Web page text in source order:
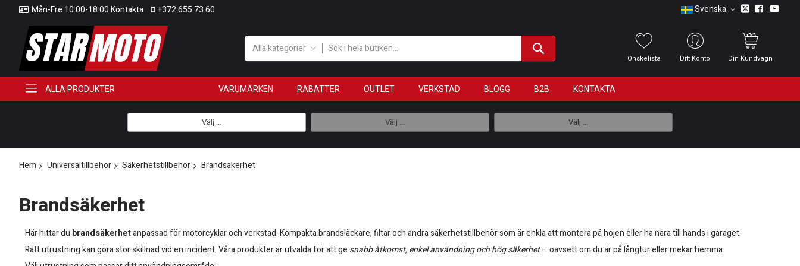
Mån-Fre 10:00-18:00 Kontakta +372 655 73 60 Svenska
Alla kategorier
Önskelista Ditt Konto Din Kundvagn
ALLA PRODUKTER VARUMÄRKEN RABATTER OUTLET VERKSTAD BLOGG B2B KONTAKTA
Välj ... Välj ... Välj ...
Hem Universaltillbehör Säkerhetstillbehör Brandsäkerhet
Brandsäkerhet
Här hittar du brandsäkerhetanpassad för motorcyklar och verkstad. Kompakta brandsläckare, filtar och andra säkerhetstillbehör som är enkla att montera på hojen eller ha nära till hands i garaget.
Rätt utrustning kan göra stor skillnad vid en incident. Våra produkter är utvalda för att ge snabb åtkomst, enkel användning och hög säkerhet– oavsett om du är på långtur eller mekar hemma.